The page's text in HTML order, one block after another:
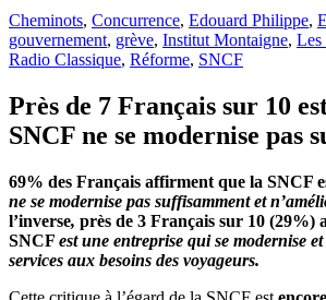
Cheminots, Concurrence, Edouard Philippe,
gouvernement, grève, Institut Montaigne, Les
Radio Classique, Réforme, SNCF
Près de 7 Français sur 10
SNCF ne se modernise pas
69% des Français affirment que la SNCF
ne se modernise pas suffisamment et
l’inverse, près de 3 Français sur 10 (29%)
SNCF est une entreprise qui se modernise
services aux besoins des voyageurs.